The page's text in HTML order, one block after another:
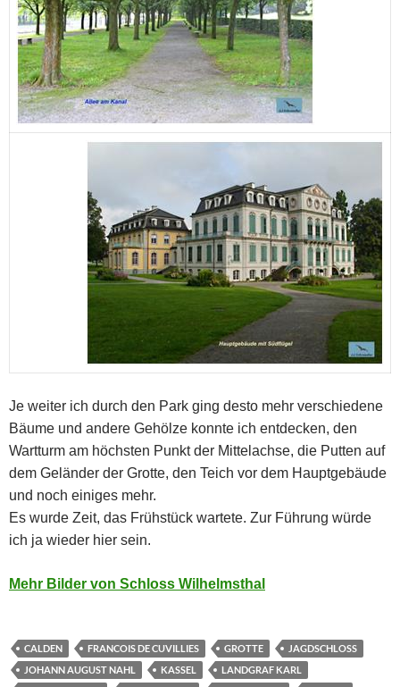
Je weiter ich durch den Park ging desto mehr verschiedene
Bäume und andere Gehölze konnte ich entdecken, den
Wartturm am höchsten Punkt der Mittelachse, die Putten auf
dem Geländer der Grotte, den Teich vor dem Hauptgebäude
und noch einiges mehr.
Es wurde Zeit, das Frühstück wartete. Zur Führung würde
ich ja wieder hier sein.
Mehr Bilder von Schloss Wilhelmsthal
CALDEN FRANCOIS DE CUVILLIES GROTTE
JAGDSCHLOSS
JOHANN AUGUST NAHL
KASSEL
LANDGRAF KARL